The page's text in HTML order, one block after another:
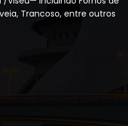
Trancoso, entre outros